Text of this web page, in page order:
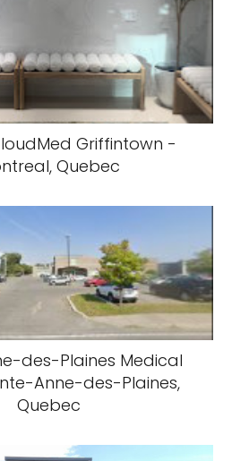
Griffintown -
Quebec
des-Plaines Medical
Anne-des-Plaines,
Quebec